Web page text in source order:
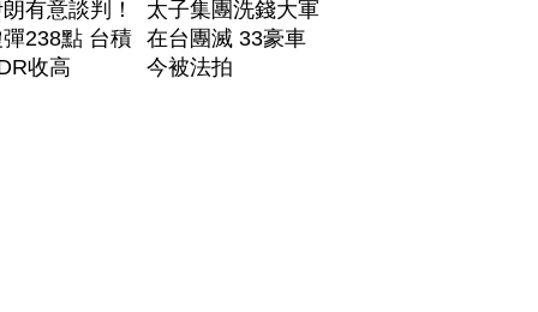
有意談判！
238點 台積
收高
太子集團洗錢大軍
在台團滅 33豪車
今被法拍